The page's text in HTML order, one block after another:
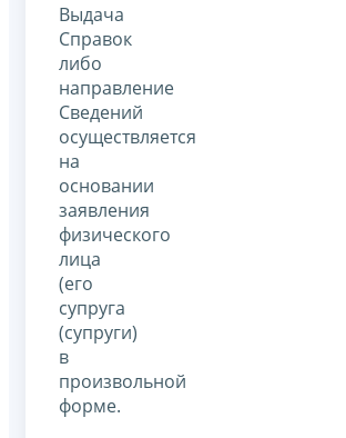
Выдача
Справок
либо
направление
Сведений
осуществляется
на
основании
заявления
физического
лица
(его
супруга
(супруги)
в
произвольной
форме.